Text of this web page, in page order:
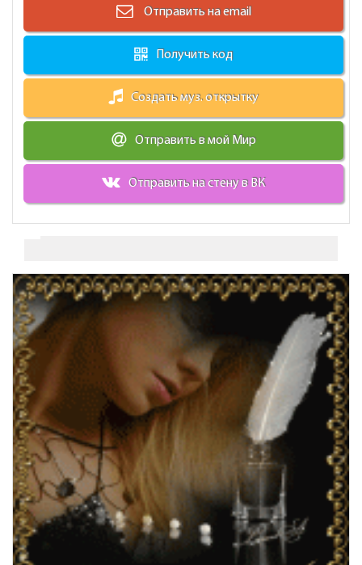
Отправить на email
Получить код
Создать муз. открытку
Отправить в мой Мир
Отправить на стену в ВК